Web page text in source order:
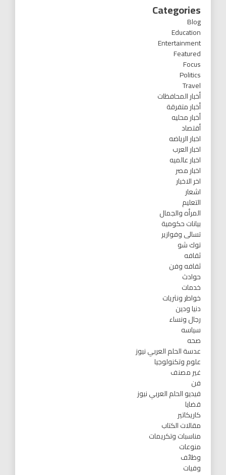
Categories
Blog
Education
Entertainment
Featured
Focus
Politics
Travel
أخبار المحافظات
أخبار متفرقة
أخبار محليه
أقتصاد
اخبار الرياضه
اخبار العرب
اخبار عالميه
اخبار مصر
اخر الاخبار
اشعار
التعليم
المرأه والجمال
بيانات حكومية
تسالى وفوازير
توك شو
ثقافه
ثقافه وفن
حوادث
خدمات
خواطر ونثريات
دنيا ودين
رجال ونساء
سياسه
صحه
عدسة الحلم العربي نيوز
علوم وتكنولوجيا
غير مصنف
فن
فيديو الحلم العربي نيوز
قضايا
كاريكاتير
مقالات الكتاب
مناسبات وتكريمات
منوعات
وظائف
وفيات